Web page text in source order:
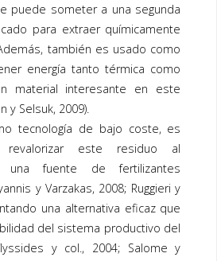
puede someter a una segunda
para extraer químicamente
también es usado como
energía tanto térmica como
material interesante en este
y Selsuk, 2009).
tecnología de bajo coste, es
revalorizar este residuo al
una fuente de fertilizantes
y Varzakas, 2008; Ruggieri y
una alternativa eficaz que
del sistema productivo del
y col., 2004; Salome y